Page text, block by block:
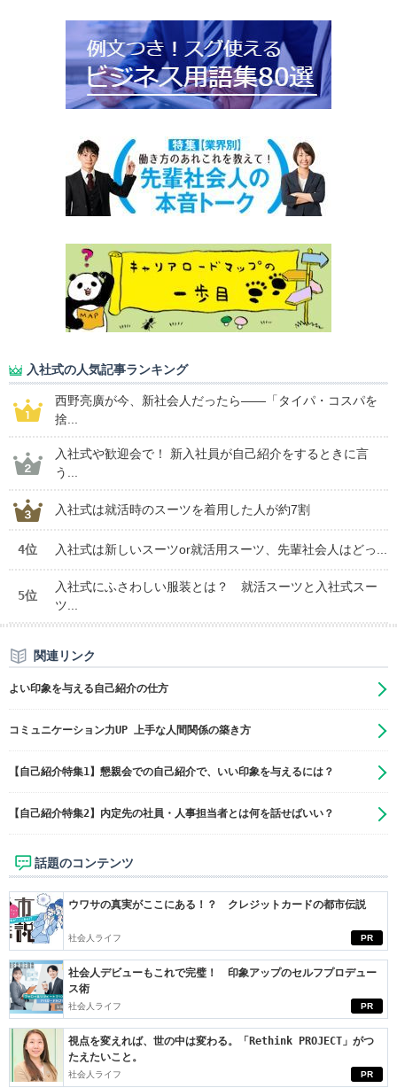
入社式の人気記事ランキング
西野亮廣が今、新社会人だったら――「タイパ・コスパを
捨...
入社式や歓迎会で！ 新入社員が自己紹介をするときに言
う...
入社式は就活時のスーツを着用した人が約7割
4位 入社式は新しいスーツor就活用スーツ、先輩社会人はどっ...
5位
入社式にふさわしい服装とは？ 就活スーツと入社式スー
ツ...
関連リンク
よい印象を与える自己紹介の仕方
コミュニケーション力UP 上手な人間関係の築き方
【自己紹介特集1】懇親会での自己紹介で、いい印象を与えるには？
【自己紹介特集2】内定先の社員・人事担当者とは何を話せばいい？
話題のコンテンツ
PR
ウワサの真実がここにある！？ クレジットカードの都市伝説
社会人ライフ
PR
社会人デビューもこれで完璧！ 印象アップのセルフプロデュー
ス術
社会人ライフ
PR
視点を変えれば、世の中は変わる。「Rethink PROJECT」がつ
たえたいこと。
社会人ライフ